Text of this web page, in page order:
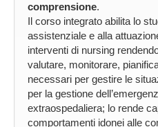
comprensione.
Il corso integrato abilita lo
assistenziale e alla
interventi di nursing
valutare, monitorare,
necessari per gestire le
per la gestione
extraospedaliera; lo rende
comportamenti idonei alle